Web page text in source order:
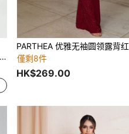
僅剩8件
HK$269.00